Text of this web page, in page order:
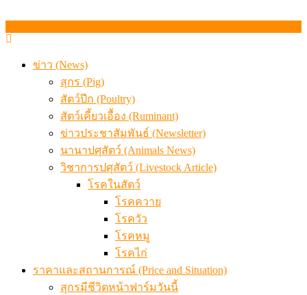
ข่าว (News)
สุกร (Pig)
สัตว์ปีก (Poultry)
สัตว์เคี้ยวเอื้อง (Ruminant)
ข่าวประชาสัมพันธ์ (Newsletter)
นานาปศุสัตว์ (Animals News)
วิชาการปศุสัตว์ (Livestock Article)
โรคในสัตว์
โรคควาย
โรควัว
โรคหมู
โรคไก่
ราคาและสถานการณ์ (Price and Situation)
สุกรมีชีวิตหน้าฟาร์มวันนี้